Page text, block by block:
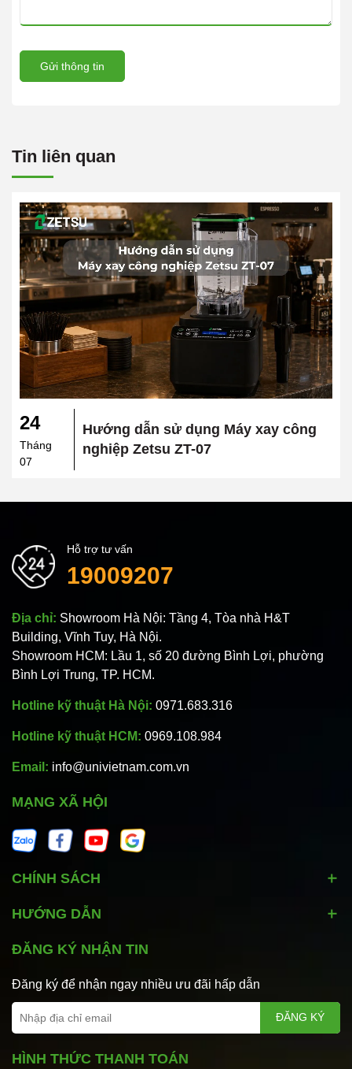
Gửi thông tin
Tin liên quan
24
Tháng
07
Hướng dẫn sử dụng Máy xay công
nghiệp Zetsu ZT-07
Hỗ trợ tư vấn
19009207
Địa chỉ: Showroom Hà Nội: Tầng 4, Tòa nhà H&T
Building, Vĩnh Tuy, Hà Nội.
Showroom HCM: Lầu 1, số 20 đường Bình Lợi, phường
Bình Lợi Trung, TP. HCM.
Hotline kỹ thuật Hà Nội: 0971.683.316
Hotline kỹ thuật HCM: 0969.108.984
Email: info@univietnam.com.vn
MẠNG XÃ HỘI
CHÍNH SÁCH
HƯỚNG DẪN
ĐĂNG KÝ NHẬN TIN
Đăng ký để nhận ngay nhiều ưu đãi hấp dẫn
ĐĂNG KÝ
HÌNH THỨC THANH TOÁN